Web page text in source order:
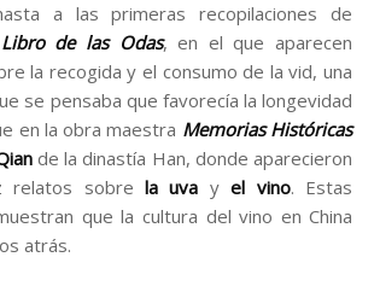
a las primeras recopilaciones de
Libro de las Odas, en el que aparecen
la recogida y el consumo de la vid, una
se pensaba que favorecía la longevidad
en la obra maestra Memorias Históricas
de la dinastía Han, donde aparecieron
relatos sobre la uva yel vino. Estas
que la cultura del vino en China
atrás.